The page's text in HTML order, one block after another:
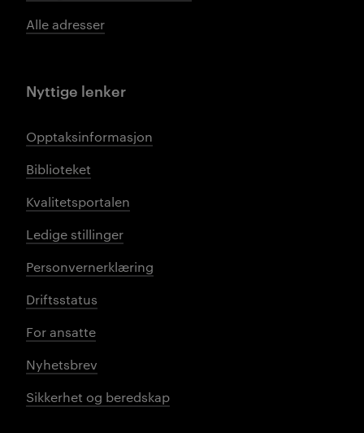
Alle adresser
Nyttige lenker
Opptaksinformasjon
Biblioteket
Kvalitetsportalen
Ledige stillinger
Personvernerklæring
Driftsstatus
For ansatte
Nyhetsbrev
Sikkerhet og beredskap